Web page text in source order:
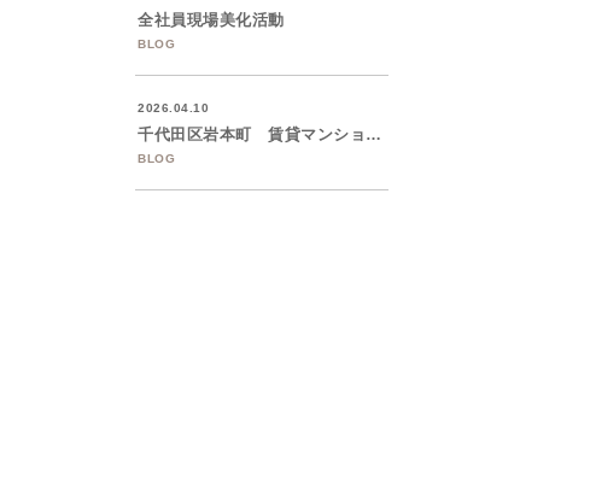
全社員現場美化活動
BLOG
2026.04.10
千代田区岩本町 賃貸マンションの大規模修...
BLOG